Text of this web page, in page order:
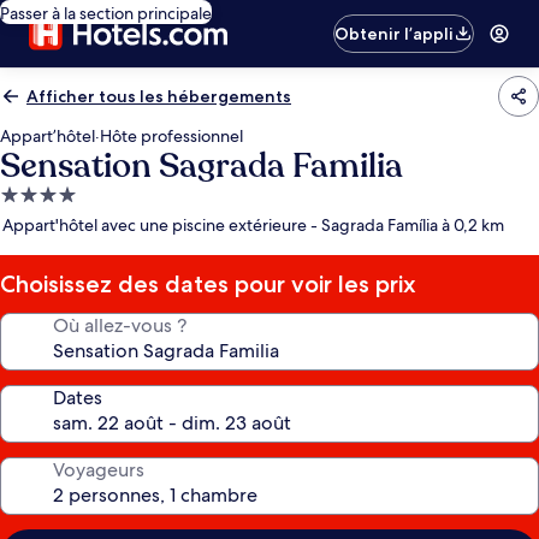
Passer à la section principale
Obtenir l’appli
Afficher tous les hébergements
Appart’hôtel·Hôte professionnel
Sensation Sagrada Familia
Hébergement
4.0 étoiles
Appart'hôtel avec une piscine extérieure - Sagrada Família à 0,2 km
Choisissez des dates pour voir les prix
Où allez-vous ?
Dates
Voyageurs